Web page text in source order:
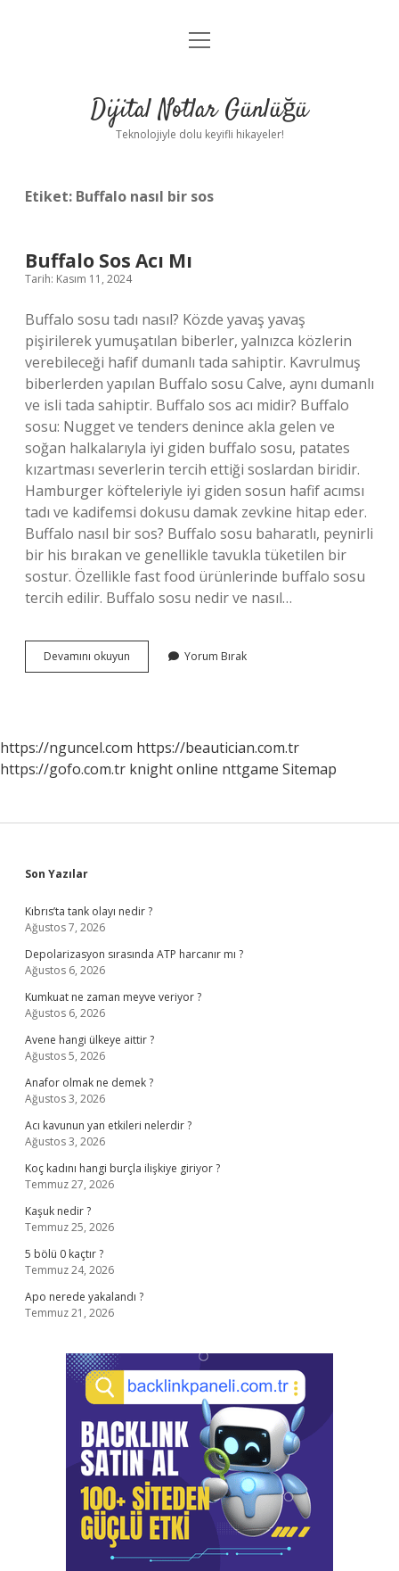
Anasayfa
Yasal Uyarı
menüyü
Dijital Notlar Günlüğü
Teknolojiyle dolu keyifli hikayeler!
Etiket: Buffalo nasıl bir sos
Buffalo Sos Acı Mı
Tarih: Kasım 11, 2024
Buffalo sosu tadı nasıl? Közde yavaş yavaş
pişirilerek yumuşatılan biberler, yalnızca közlerin
verebileceği hafif dumanlı tada sahiptir. Kavrulmuş
biberlerden yapılan Buffalo sosu Calve, aynı dumanlı
ve isli tada sahiptir. Buffalo sos acı midir? Buffalo
sosu: Nugget ve tenders denince akla gelen ve
soğan halkalarıyla iyi giden buffalo sosu, patates
kızartması severlerin tercih ettiği soslardan biridir.
Hamburger köfteleriyle iyi giden sosun hafif acımsı
tadı ve kadifemsi dokusu damak zevkine hitap eder.
Buffalo nasıl bir sos? Buffalo sosu baharatlı, peynirli
bir his bırakan ve genellikle tavukla tüketilen bir
sostur. Özellikle fast food ürünlerinde buffalo sosu
tercih edilir. Buffalo sosu nedir ve nasıl…
Devamını okuyun
Sos
Yorum Bırak
https://nguncel.com https://beautician.com.tr
https://gofo.com.tr knight online nttgame Sitemap
Sidebar
Son Yazılar
Kıbrıs’ta tank olayı nedir ?
Ağustos 7, 2026
Depolarizasyon sırasında ATP harcanır mı ?
Ağustos 6, 2026
Kumkuat ne zaman meyve veriyor ?
Ağustos 6, 2026
Avene hangi ülkeye aittir ?
Ağustos 5, 2026
Anafor olmak ne demek ?
Ağustos 3, 2026
Acı kavunun yan etkileri nelerdir ?
Ağustos 3, 2026
Koç kadını hangi burçla ilişkiye giriyor ?
Temmuz 27, 2026
Kaşuk nedir ?
Temmuz 25, 2026
5 bölü 0 kaçtır ?
Temmuz 24, 2026
Apo nerede yakalandı ?
Temmuz 21, 2026